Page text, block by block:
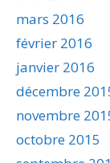
mars 2016
février 2016
janvier 2016
décembre
novembre
octobre 2015